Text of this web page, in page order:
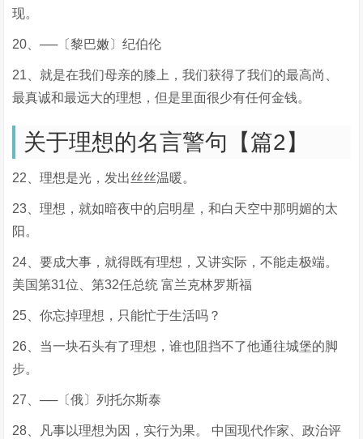
现。
20、──〔黎巴嫩〕纪伯伦
21、就是在我们母亲的膝上，我们获得了我们的最高尚、
最真诚和最远大的理想，但是里面很少有任何金钱。
关于理想的名言警句【篇2】
22、理想是光，发出丝丝温暖。
23、理想，就如暗夜中的启明星，和白天空中那明媚的太
阳。
24、要成大事，就得既有理想，又讲实际，不能走极端。
美国第31位、第32任总统 富兰克林罗斯福
25、你忘掉理想，只能忙于生活吗？
26、当一块石头有了理想，谁也阻挡不了他通往城堡的脚
步。
27、──〔俄〕列托尔斯泰
28、凡事以理想为因，实行为果。 中国现代作家、政治评